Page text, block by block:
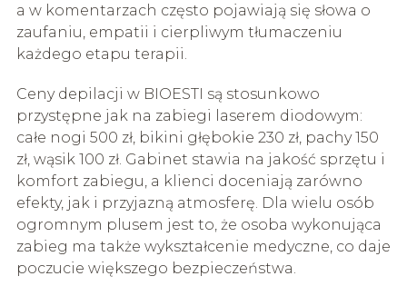
a w komentarzach często pojawiają się słowa o
zaufaniu, empatii i cierpliwym tłumaczeniu
każdego etapu terapii.
Ceny depilacji w BIOESTI są stosunkowo
przystępne jak na zabiegi laserem diodowym:
całe nogi 500 zł, bikini głębokie 230 zł, pachy 150
zł, wąsik 100 zł. Gabinet stawia na jakość sprzętu i
komfort zabiegu, a klienci doceniają zarówno
efekty, jak i przyjazną atmosferę. Dla wielu osób
ogromnym plusem jest to, że osoba wykonująca
zabieg ma także wykształcenie medyczne, co daje
poczucie większego bezpieczeństwa.